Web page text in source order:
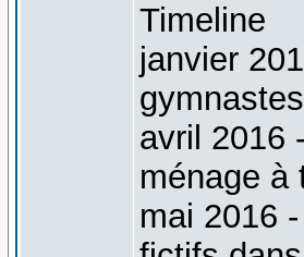
Timeline
janvier
avril 2016
ménage à
mai 2016